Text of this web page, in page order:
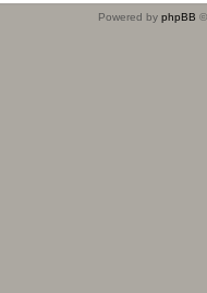
Powered by phpBB